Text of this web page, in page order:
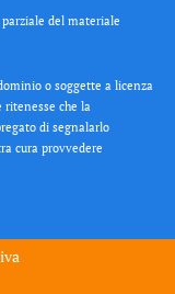
del materiale
o soggette a licenza
ritenesse che la
di segnalarlo
cura provvedere